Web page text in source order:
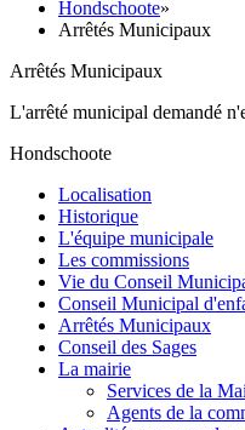
Hondschoote»
Arrêtés Municipaux
Arrêtés Municipaux
L'arrêté municipal demandé
Hondschoote
Localisation
Historique
L'équipe municipale
Les commissions
Vie du Conseil
Conseil Municipal
Arrêtés Municipaux
Conseil des Sages
La mairie
Services de la
Agents de la